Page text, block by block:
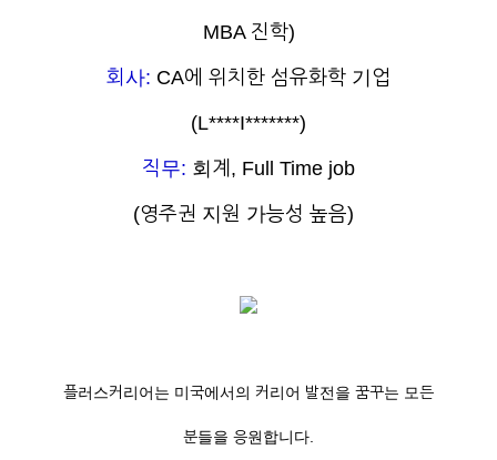
MBA 진학)
회사: CA에 위치한 섬유화학 기업
(L****I*******)
직무: 회계, Full Time job
(영주권 지원 가능성 높음)
플러스커리어는 미국에서의 커리어 발전을 꿈꾸는 모든
분들을 응원합니다.